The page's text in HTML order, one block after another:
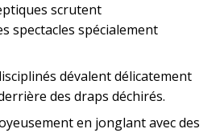
scrutent
spectacles spécialement
dévalent délicatement
des draps déchirés.
en jonglant avec des